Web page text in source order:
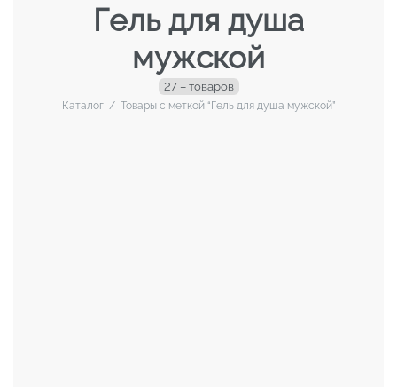
Гель для душа
мужской
27 – товаров
Каталог / Товары с меткой “Гель для душа мужской”